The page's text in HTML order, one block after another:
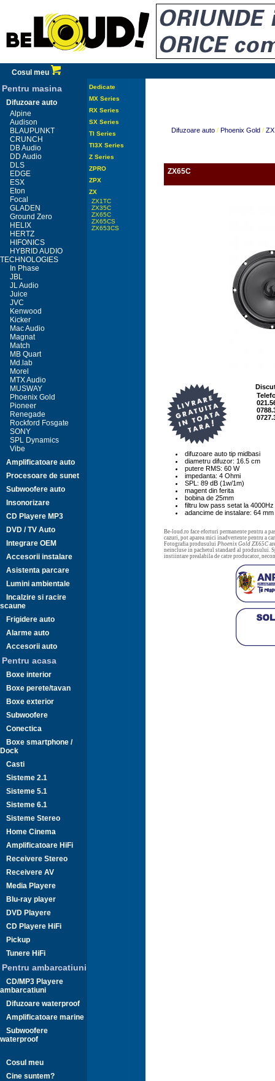
Cosul meu
Pentru masina
Difuzoare auto
Alpine
Audison
BLAUPUNKT
CRUNCH
DB Audio
DD Audio
DLS
EDGE
ESX
Eton
Focal
GLADEN
Ground Zero
HELIX
HERTZ
HIFONICS
HYBRID AUDIO
TECHNOLOGIES
In Phase
JBL
JL Audio
Juice
JVC
Kenwood
Kicker
Mac Audio
Magnat
Match
MB Quart
Md.lab
Morel
MTX Audio
MUSWAY
Phoenix Gold
Pioneer
Renegade
Rockford Fosgate
SONY
SPL Dynamics
Vibe
Amplificatoare auto
Procesoare de sunet
Subwoofere auto
Insonorizare
CD Playere MP3
DVD / TV Auto
Integrare OEM
Accesorii instalare
Asistenta parcare
Lumini ambientale
Incalzire si racire
scaune
Frigidere auto
Alarme auto
Accesorii auto
Pentru acasa
Boxe interior
Boxe perete/tavan
Boxe exterior
Subwoofere
Conectica
Boxe smartphone /
Dock
Casti
Sisteme 2.1
Sisteme 5.1
Sisteme 6.1
Sisteme Stereo
Home Cinema
Amplificatoare HiFi
Receivere Stereo
Receivere AV
Media Playere
Blu-ray player
DVD Playere
CD Playere HiFi
Pickup
Tunere HiFi
Pentru ambarcatiuni
CD/MP3 Playere
ambarcatiuni
Difuzoare waterproof
Amplificatoare marine
Subwoofere
waterproof
Cosul meu
Cine suntem?
Dedicate
MX Series
RX Series
SX Series
TI Series
TI3X Series
Z Series
ZPRO
ZPX
ZX
ZX1TC
ZX35C
ZX65C
ZX65CS
ZX653CS
Difuzoare auto/ Phoenix Gold/ ZX
ZX65C
difuzoare auto tip midbasi
diametru difuzor: 16.5 cm
putere RMS: 60 W
impedanta: 4 Ohmi
SPL: 89 dB (1w/1m)
magent din ferita
bobina de 25mm
filtru low pass setat la
adancime de instalare: 64 mm
Be-loud.ro face eforturi permanente pentru a
cazuri, pot aparea mici inadvertente pentru a
Fotografia produsului Phoenix Gold ZX65C
neincluse in pachetul standard al produsului.
instiintare prealabila de catre producator,